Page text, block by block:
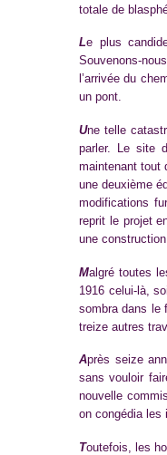
totale de
Le plus
Souvenons-
l’arrivée du
un pont.
Une telle
parler. Le site
maintenant tout
une deuxième
modifications
reprit le projet
une
Malgré toutes
1916 celui-là,
sombra dans le
treize autres
Après seize
sans vouloir
nouvelle
on congédia les
Toutefois, les